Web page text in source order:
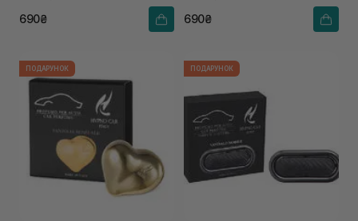
690₴ 690₴
ПОДАРУНОК ПОДАРУНОК